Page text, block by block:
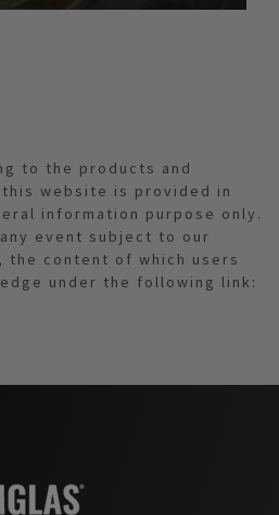
to the products and
website is provided in
information purpose only.
event subject to our
the content of which users
under the following link: